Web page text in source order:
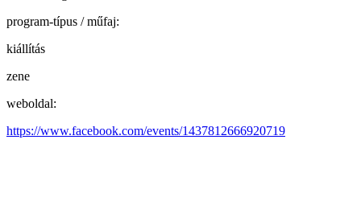
program-típus / műfaj:
kiállítás
zene
weboldal:
https://www.facebook.com/events/1437812666920719